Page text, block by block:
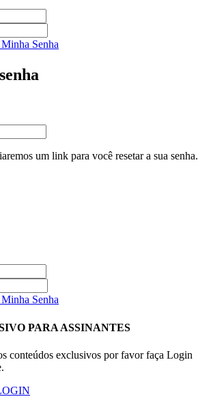
Senha
um link para você resetar a sua senha.
Senha
PARA ASSINANTES
conteúdos exclusivos por favor faça Login